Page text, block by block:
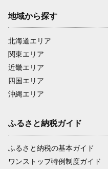
地域から探す
北海道エリア
関東エリア
近畿エリア
四国エリア
沖縄エリア
ふるさと納税ガイド
ふるさと納税の基本ガイド
ワンストップ特例制度ガイド